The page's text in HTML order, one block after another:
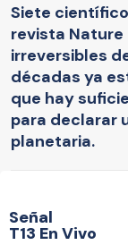
Siete
revista Nature
irreversibles
décadas ya
que hay
para declarar
planetaria.
Señal
T13 En Vivo